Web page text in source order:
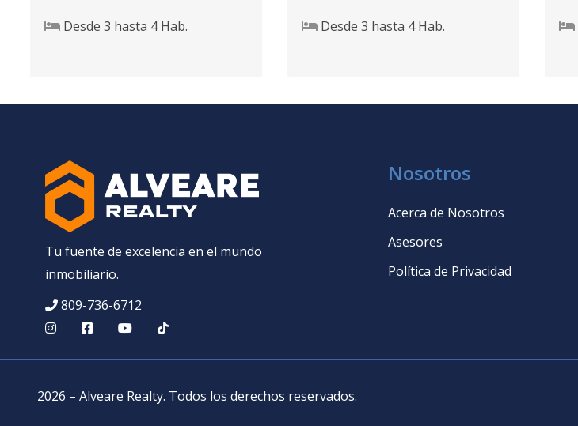
Desde 3 hasta 4Hab. Desde 3 hasta 4Hab.
Tu fuente de excelencia en el mundo
inmobiliario.
809-736-6712
Nosotros
Acerca de Nosotros
Asesores
Política de Privacidad
2026 – Alveare Realty. Todos los derechos reservados.